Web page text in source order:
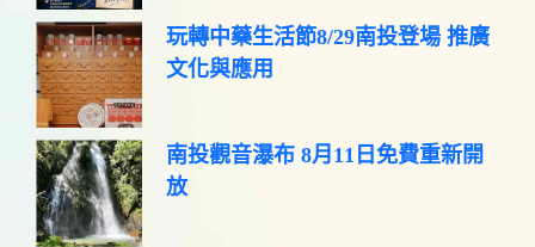
玩轉中藥生活節8/29南投登場 推廣
文化與應用
南投觀音瀑布 8月11日免費重新開
放